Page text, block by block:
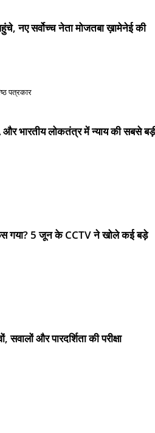
नए सर्वोच्च नेता मोजतबा ख़ामेनेई की
पत्रकार
भारतीय लोकतंत्र में न्याय की सबसे
फंस गया? 5 जून के CCTV ने खोले कई बड़े
और पारदर्शिता की परीक्षा